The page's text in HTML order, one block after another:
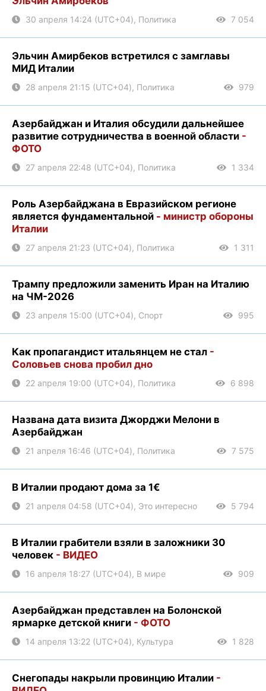
30 апреля 14:24 (UTC+04), Политика 7 054
Эльчин Амирбеков встретился с замглавы
МИД Италии
28 апреля 21:15 (UTC+04), Политика 979
Азербайджан и Италия обсудили дальнейшее
развитие сотрудничества в военной области -
ФОТО
27 апреля 22:48 (UTC+04), Политика 1 334
Роль Азербайджана в Евразийском регионе
является фундаментальной - министр обороны
Италии
27 апреля 21:23 (UTC+04), Политика 1 311
Трампу предложили заменить Иран на Италию
на ЧМ-2026
23 апреля 15:00 (UTC+04), Спорт 995
Как пропагандист итальянцем не стал -
Соловьев снова пробил дно
22 апреля 19:00 (UTC+04), Политика 6 898
Названа дата визита Джорджи Мелони в
Азербайджан
21 апреля 16:46 (UTC+04), Политика 7 575
В Италии продают дома за 1€
21 апреля 04:58 (UTC+04), Это интересно 5 794
В Италии грабители взяли в заложники 30
человек - ВИДЕО
16 апреля 18:27 (UTC+04), В мире 909
Азербайджан представлен на Болонской
ярмарке детской книги - ФОТО
14 апреля 13:22 (UTC+04), Культура 1 828
Снегопады накрыли провинцию Италии -